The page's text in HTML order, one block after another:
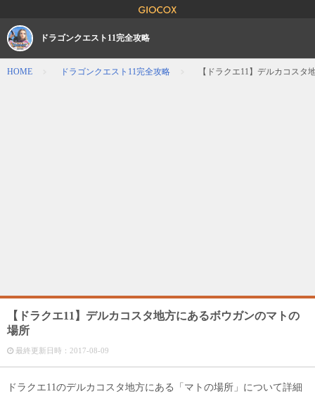
ドラゴンクエスト11完全攻略
HOME ドラゴンクエスト11完全攻略 【ドラクエ11】デルカコス
【ドラクエ11】デルカコスタ地方にあるボウガンのマトの
場所
最終更新日時： 2017-08-09
ドラクエ11のデルカコスタ地方にある「マトの場所」について詳細